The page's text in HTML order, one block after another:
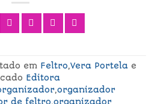
em Feltro,Vera Portela e
Editora
,organizador
de feltro,organizador